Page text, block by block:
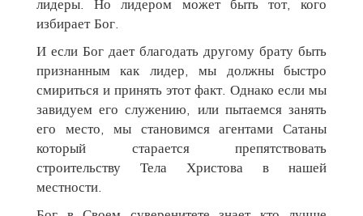
лидеры. Но лидером может быть тот, кого
избирает Бог.
И если Бог дает благодать другому брату быть
признанным как лидер, мы должны быстро
смириться и принять этот факт. Однако если мы
завидуем его служению, или пытаемся занять
его место, мы становимся агентами Сатаны
который старается препятствовать
строительству Тела Христова в нашей
местности.